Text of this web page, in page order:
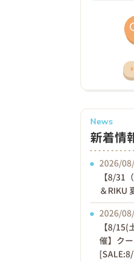
News
新着情
2026/
【8/31
＆RIKU
2026/
【8/
催】ク